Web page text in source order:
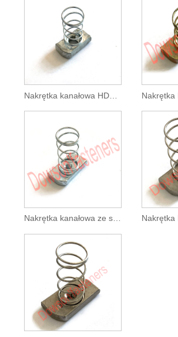
Nakrętka kanałowa HDG ze stali węglowej ze sprężyną ocynkowaną
Nakrętka kanałowa ze stali węglowej, ocynkowana